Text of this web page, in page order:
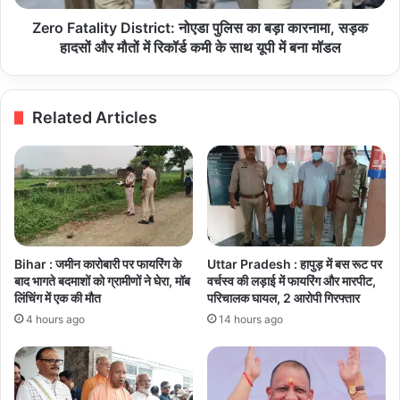
सड़क
हादसों
साथ
यूपी
में
बना
मॉडल
Zero Fatality District: नोएडा पुलिस का बड़ा कारनामा, सड़क
हादसों और मौतों में रिकॉर्ड कमी के साथ यूपी में बना मॉडल
Related Articles
Bihar : जमीन कारोबारी पर फायरिंग के
बाद भागते बदमाशों को ग्रामीणों ने घेरा, मॉब
लिंचिंग में एक की मौत
4 hours ago
Uttar Pradesh : हापुड़ में बस रूट पर
वर्चस्व की लड़ाई में फायरिंग और मारपीट,
परिचालक घायल, 2 आरोपी गिरफ्तार
14 hours ago